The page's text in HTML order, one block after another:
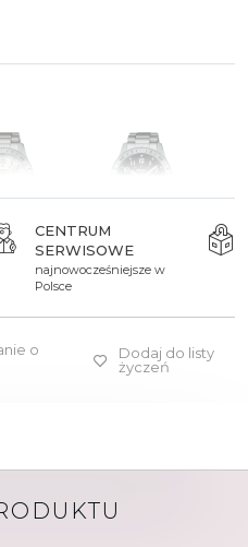
1 800 zł
CENTRUM
SERWISOWE
najnowocześniejsze w
Polsce
o
Dodaj do listy
życzeń